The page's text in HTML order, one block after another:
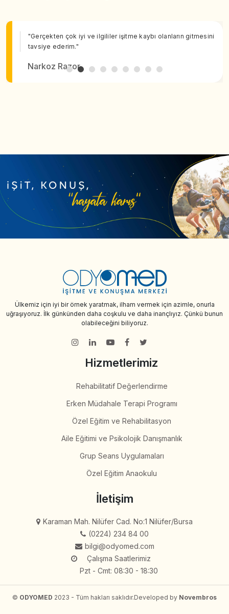
"Gerçekten çok iyi ve ilgililer işitme kaybı olanların gitmesini
tavsiye ederim."
Narkoz Razor
Ülkemiz için iyi bir örnek yaratmak, ilham vermek için azimle, onurla
uğraşıyoruz. İlk günkünden daha coşkulu ve daha inançlıyız. Çünkü bunun
olabileceğini biliyoruz.
Hizmetlerimiz
Rehabilitatif Değerlendirme
Erken Müdahale Terapi Programı
Özel Eğitim ve Rehabilitasyon
Aile Eğitimi ve Psikolojik Danışmanlık
Grup Seans Uygulamaları
Özel Eğitim Anaokulu
İletişim
Karaman Mah. Nilüfer Cad. No:1 Nilüfer/Bursa
(0224) 234 84 00
bilgi@odyomed.com
Çalışma Saatlerimiz
Pzt - Cmt: 08:30 - 18:30
© ODYOMED 2023 - Tüm hakları saklıdır.Developed by Novembros